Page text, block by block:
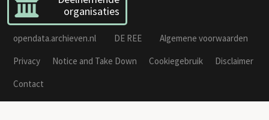
organisaties
opendata.archieven.nl DE REE
Algemene voorwaarden
Privacy
Notice and Take Down Cookiegebruik
Disclaimer
Contact